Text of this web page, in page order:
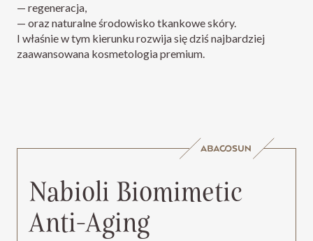
— regeneracja,
— oraz naturalne środowisko tkankowe skóry.
I właśnie w tym kierunku rozwija się dziś najbardziej
zaawansowana kosmetologia premium.
Nabioli Biomimetic
Anti-Aging